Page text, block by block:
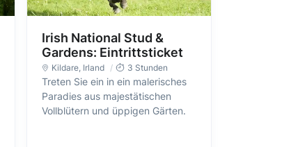
Irish National Stud &
Gardens: Eintrittsticket
Kildare , Irland 3 Stunden
Treten Sie ein in ein malerisches
Paradies aus majestätischen
Vollblütern und üppigen Gärten.